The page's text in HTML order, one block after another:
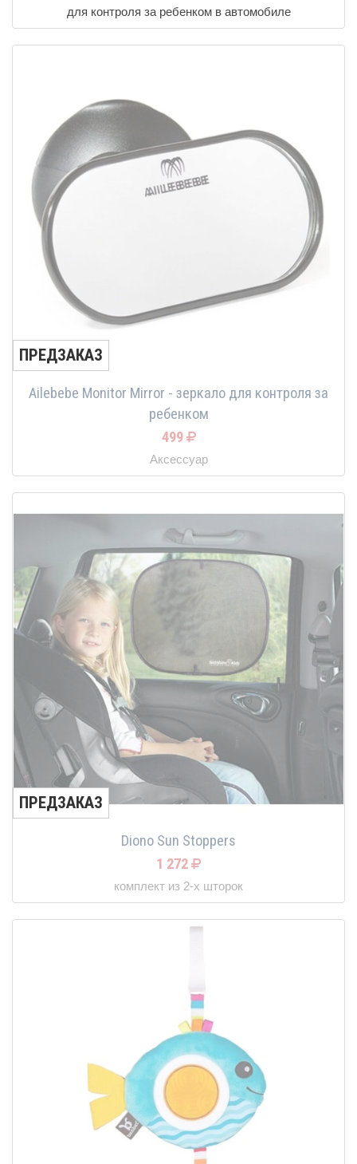
для контроля за ребенком в автомобиле
ПРЕДЗАКАЗ
Ailebebe Monitor Mirror - зеркало для контроля за
ребенком
499
Аксессуар
ПРЕДЗАКАЗ
Diono Sun Stoppers
1 272
комплект из 2-х шторок